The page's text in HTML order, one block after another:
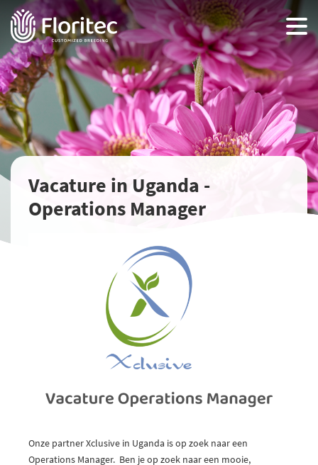
Vacature in Uganda -
Operations Manager
Onze partner Xclusive in Uganda is op zoek naar een
Operations Manager. Ben je op zoek naar een mooie,